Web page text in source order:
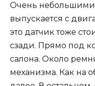
Очень небольшими
выпускается с
это датчик тоже
сзади. Прямо под
салона. Около
механизма. Как на